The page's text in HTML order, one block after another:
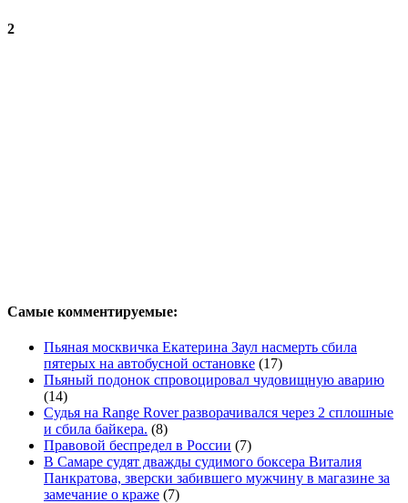
2
Самые комментируемые:
Пьяная москвичка Екатерина Заул насмерть сбила
пятерых на автобусной остановке (17)
Пьяный подонок спровоцировал чудовищную аварию
(14)
Судья на Range Rover разворачивался через 2 сплошные
и сбила байкера. (8)
Правовой беспредел в России (7)
В Самаре судят дважды судимого боксера Виталия
Панкратова, зверски забившего мужчину в магазине за
замечание о краже (7)